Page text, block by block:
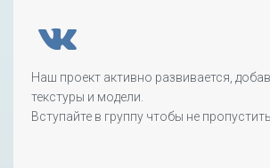
Наш проект активно развивается,
текстуры и модели.
Вступайте в группу чтобы не